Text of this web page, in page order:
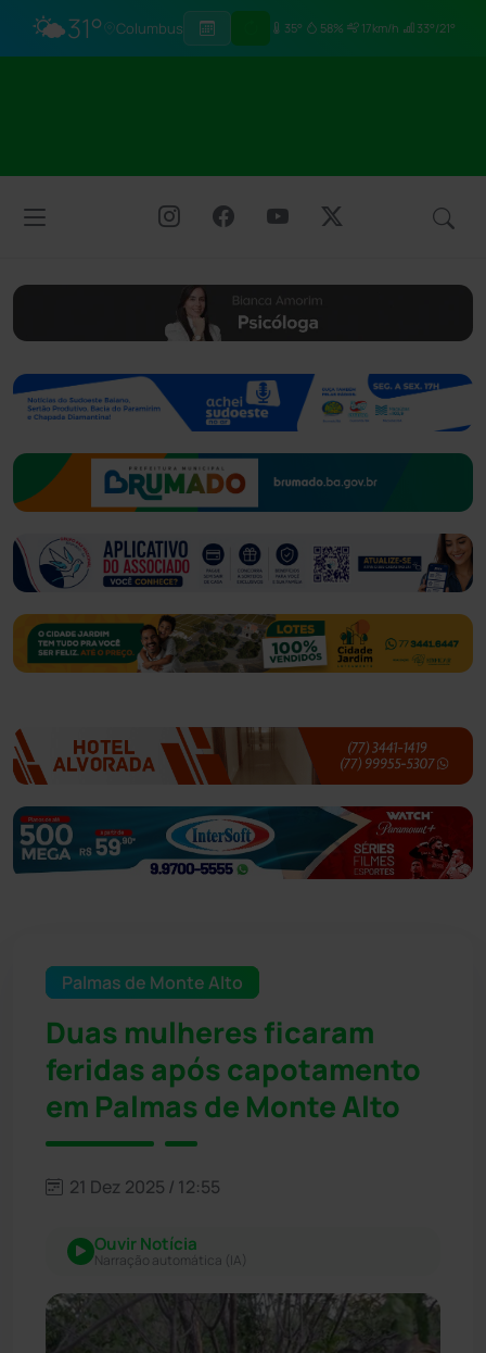
🌤️31° Columbus 35° 58% 17km/h 33°/21°
Palmas de Monte Alto
Duas mulheres ficaram
feridas após capotamento
em Palmas de Monte Alto
21 Dez 2025 / 12:55
Ouvir Notícia
Narração automática (IA)